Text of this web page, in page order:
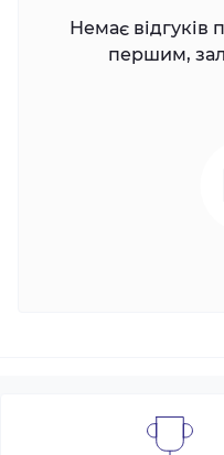
Немає відгуків
першим,